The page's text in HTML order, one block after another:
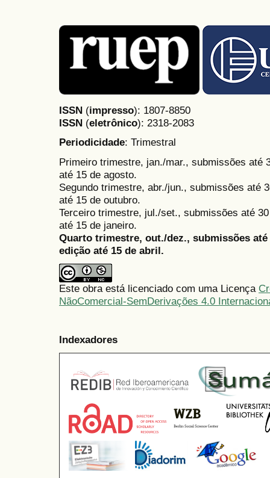
ISSN (impresso): 1807-8850
ISSN (eletrônico): 2318-2083
Periodicidade: Trimestral
Primeiro trimestre, jan./mar., submissões até
até 15 de agosto.
Segundo trimestre, abr./jun., submissões até
até 15 de outubro.
Terceiro trimestre, jul./set., submissões até
até 15 de janeiro.
Quarto trimestre, out./dez., submissões
edição até 15 de abril.
Este obra está licenciado com uma Licença
NãoComercial-SemDerivações 4.0
Indexadores